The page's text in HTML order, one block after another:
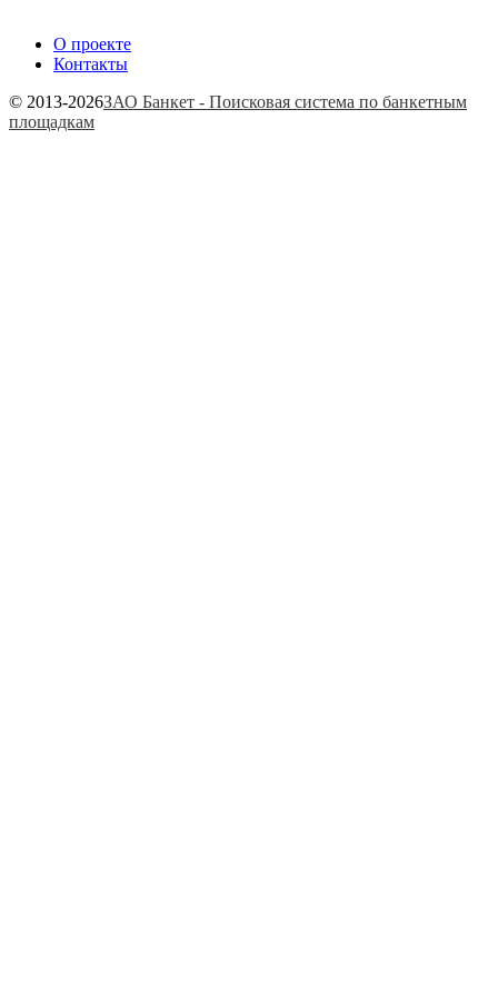
О проекте
Контакты
© 2013-2026ЗАО Банкет - Поисковая система по банкетным
площадкам